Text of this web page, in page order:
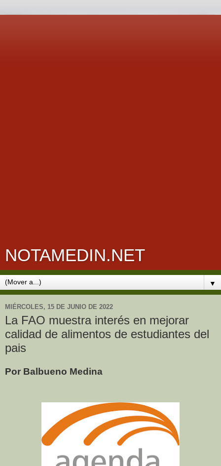
NOTAMEDIN.NET
▼
MIÉRCOLES, 15 DE JUNIO DE 2022
La FAO muestra interés en mejorar
calidad de alimentos de estudiantes del
pais
Por Balbueno Medina